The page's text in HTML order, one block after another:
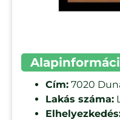
Cím: 7020
Lakás száma: